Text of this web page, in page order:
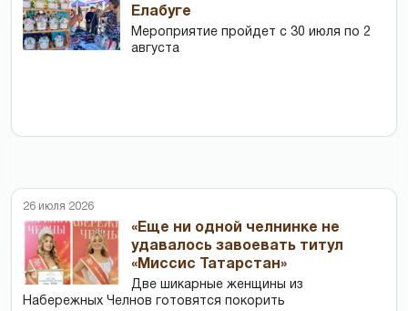
Елабуге
Мероприятие пройдет с 30 июля по 2
августа
26 июля 2026
«Еще ни одной челнинке не
удавалось завоевать титул
«Миссис Татарстан»
Две шикарные женщины из
Набережных Челнов готовятся покорить